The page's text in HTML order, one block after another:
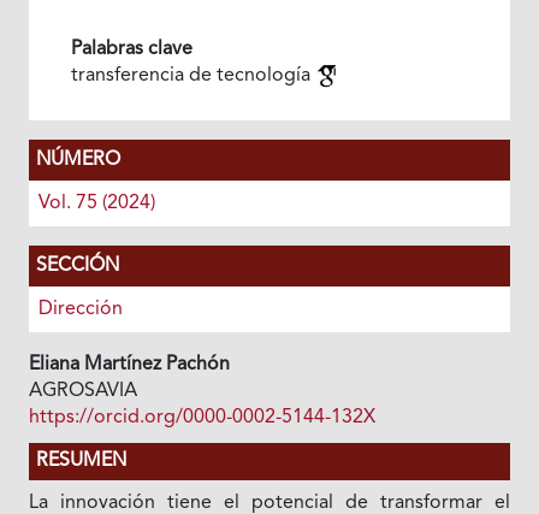
Palabras clave
transferencia de tecnología
NÚMERO
Vol. 75 (2024)
SECCIÓN
Dirección
Eliana Martínez Pachón
AGROSAVIA
https://orcid.org/0000-0002-5144-132X
RESUMEN
La innovación tiene el potencial de transformar el